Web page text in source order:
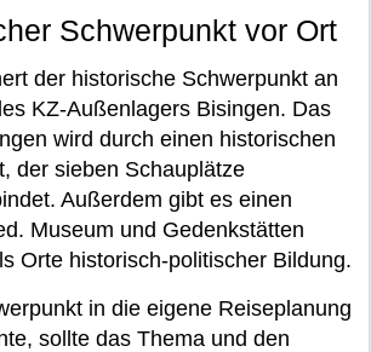
Schwerpunkt vor Ort
der historische Schwerpunkt an
KZ-Außenlagers Bisingen. Das
wird durch einen historischen
der sieben Schauplätze
Außerdem gibt es einen
Museum und Gedenkstätten
Orte historisch-politischer Bildung.
in die eigene Reiseplanung
sollte das Thema und den